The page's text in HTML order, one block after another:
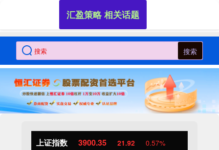
搜索
上证指数 3900.35 21.92 0.57%
汇盈策略 相关话题